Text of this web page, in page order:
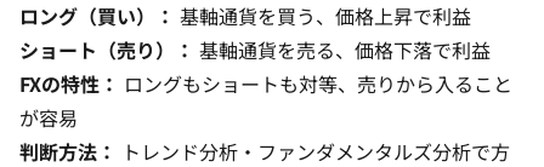
ロング（買い）： 基軸通貨を買う、価格上昇で利益
ショート（売り）： 基軸通貨を売る、価格下落で利益
FXの特性： ロングもショートも対等、売りから入ること
が容易
判断方法：
トレンド分析・ファンダメンタルズ分析で方